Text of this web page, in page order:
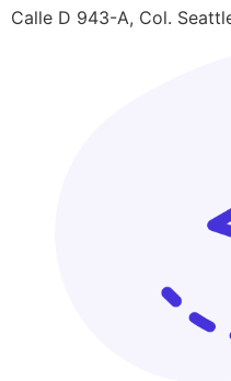
Calle D 943-A, Col.